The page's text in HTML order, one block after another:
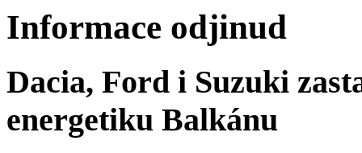
Informace odjinud
Dacia, Ford i Suzuki
energetiku Balkánu